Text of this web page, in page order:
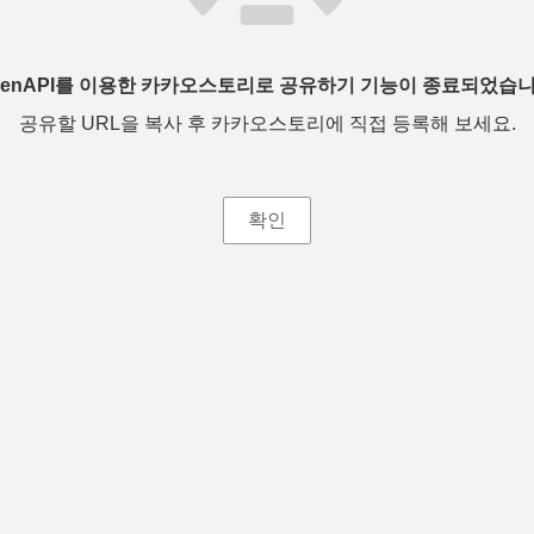
를 이용한 카카오스토리로 공유하기 기능이 종료되었습
공유할 URL을 복사 후 카카오스토리에 직접 등록해 보세요.
확인